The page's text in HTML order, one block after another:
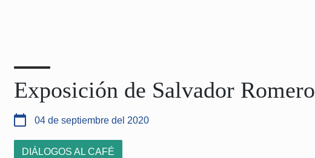
Exposición de Salvador Romero
04 de septiembre del 2020
DIÁLOGOS AL CAFÉ